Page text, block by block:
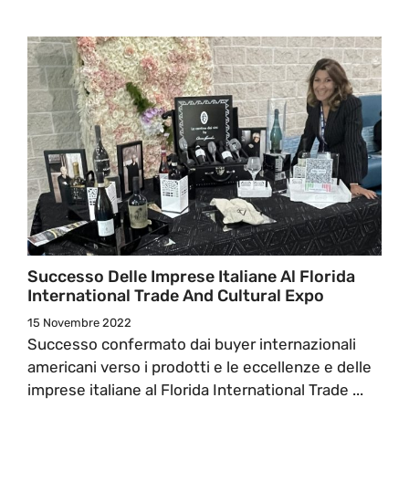
Successo Delle Imprese Italiane Al Florida
International Trade And Cultural Expo
15 Novembre 2022
Successo confermato dai buyer internazionali
americani verso i prodotti e le eccellenze e delle
imprese italiane al Florida International Trade ...